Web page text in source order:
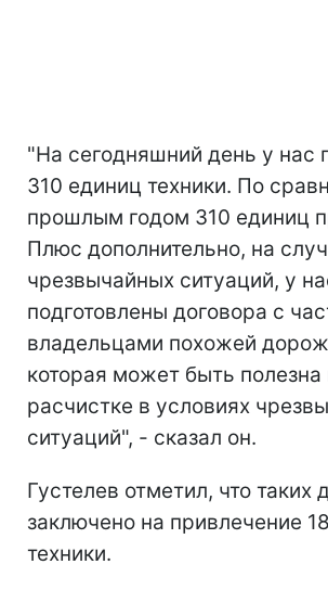
"На сегодняшний день у нас
310 единиц техники. По
прошлым годом 310 единиц
Плюс дополнительно, на
чрезвычайных ситуаций, у
подготовлены договора с
владельцами похожей
которая может быть полезна
расчистке в условиях
ситуаций", - сказал он.
Густелев отметил, что таких
заключено на привлечение
техники.